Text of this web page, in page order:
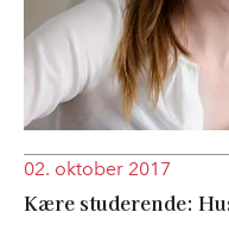
02. oktober 2017
Kære studerende: